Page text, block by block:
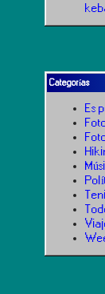
Categorías
Es